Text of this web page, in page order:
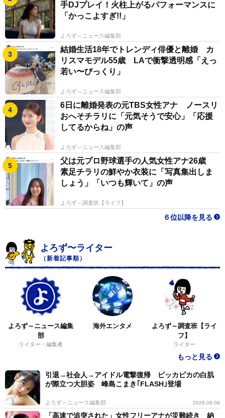
手DJプレイ！火柱上がるパフォーマンスに
「かっこよすぎ!!」
よろず～ニュース編集部
結婚生活18年でトレンディ俳優と離婚 カ
リスマモデル55歳 LAで衝撃透明感「えっ
若い〜びっくり」
よろず～ニュース編集部
6日に離婚発表の元TBS女性アナ ノースリ
おへそチラリに「元気そうで安心」「応援
してるからね」の声
よろず～ニュース編集部
父は元プロ野球選手の人気女性アナ26歳
素足チラリの鮮やか衣装に「写真集出しま
しょう」「いつも輝いて」の声
よろず～調査班【ライフ】
６位以降を見る
よろず〜ライター
（新着記事順）
よろず～ニュース編集
部
ライター・編集者
海外エンタメ
よろず～調査班【ライ
フ】
ライター
もっと見る
引退→社会人→アイドル電撃復帰 ピッカピカの白肌
が際立つ大胆姿 峰島こまき｢FLASH｣登場
よろず～ニュース編集部 2026.08.09
「高速で追突された」女性フリーアナが災難続き 納